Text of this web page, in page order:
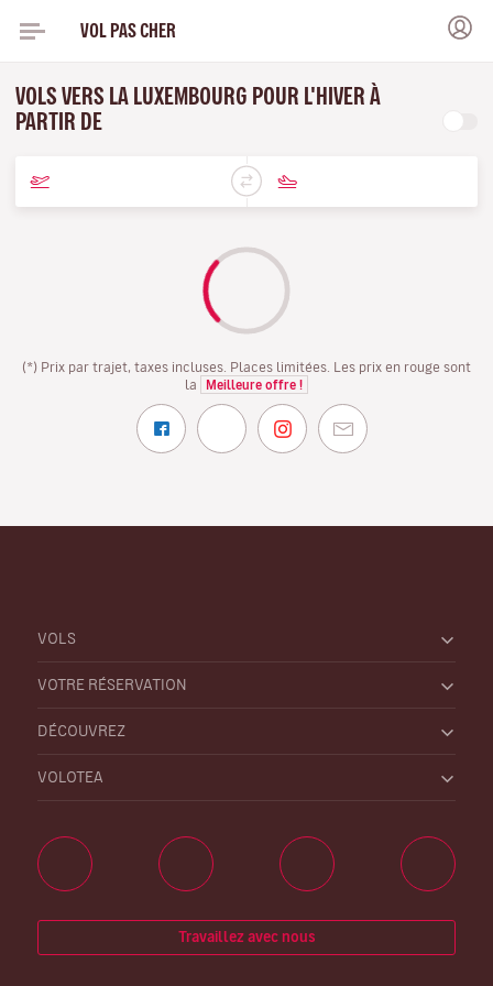
VOL PAS CHER
VOLS VERS LA LUXEMBOURG POUR L'HIVER À
PARTIR DE
(*) Prix par trajet, taxes incluses. Places limitées. Les prix en rouge sont
la
Meilleure offre !
VOLS
VOTRE RÉSERVATION
DÉCOUVREZ
VOLOTEA
Travaillez avec nous